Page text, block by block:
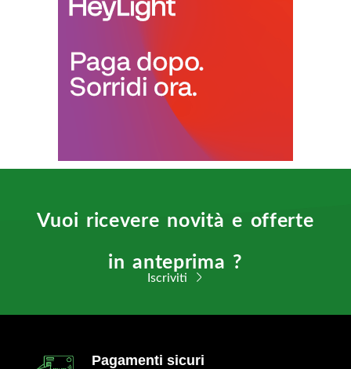
Vuoi ricevere novità e offerte
in anteprima ?
Iscriviti
Pagamenti sicuri